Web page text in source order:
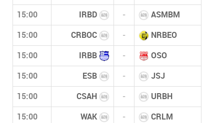
15:00 IRBD - ASMBM
15:00 CRBOC - NRBEO
15:00 IRBB - OSO
15:00 ESB - JSJ
15:00 CSAH - URBH
15:00 WAK - CRLM